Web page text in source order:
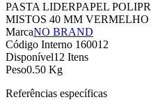
PASTA LIDERPAPEL
MISTOS 40 MM
MarcaNO BRAND
Código Interno 160012
Disponível12 Itens
Peso0.50 Kg
Referências específicas